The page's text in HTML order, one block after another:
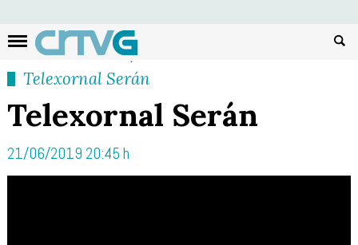
Telexornal Serán
Telexornal Serán
21/06/2019 20:45 h